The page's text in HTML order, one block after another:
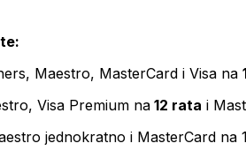
Maestro, MasterCard i Visa na
Visa Premium na 12 rata i
jednokratno i MasterCard na